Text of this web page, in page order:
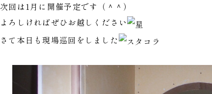
次回は1月に開催予定です（＾＾）
よろしければぜひお越しください
さて本日も現場巡回をしました